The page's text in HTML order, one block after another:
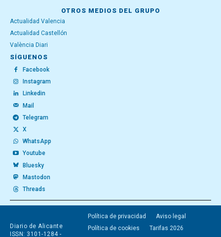
OTROS MEDIOS DEL GRUPO
Actualidad Valencia
Actualidad Castellón
València Diari
SÍGUENOS
Facebook
Instagram
Linkedin
Mail
Telegram
X
WhatsApp
Youtube
Bluesky
Mastodon
Threads
Diario de Alicante
ISSN: 3101-1284 -
Política de privacidad
Aviso legal
Política de cookies
Tarifas 2026